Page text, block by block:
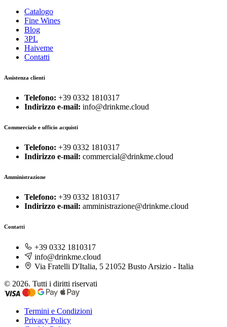
Catalogo
Fine Wines
Blog
3PL
Haiveme
Contatti
Assistenza clienti
Telefono: +39 0332 1810317
Indirizzo e-mail: info@drinkme.cloud
Commerciale e ufficio acquisti
Telefono: +39 0332 1810317
Indirizzo e-mail: commercial@drinkme.cloud
Amministrazione
Telefono: +39 0332 1810317
Indirizzo e-mail: amministrazione@drinkme.cloud
Contatti
+39 0332 1810317
info@drinkme.cloud
Via Fratelli D'Italia, 5 21052 Busto Arsizio - Italia
© 2026. Tutti i diritti riservati
Termini e Condizioni
Privacy Policy